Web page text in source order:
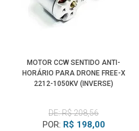
MOTOR CCW SENTIDO ANTI-
HORÁRIO PARA DRONE FREE-X
2212-1050KV (INVERSE)
DE: R$ 208,56
POR: R$ 198,00